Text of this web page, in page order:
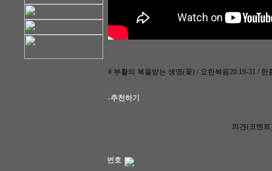
# 부활의 복을받는 생명(꽃) / 요한복음20:19-31 /
-추천하기
의견(코멘
번호